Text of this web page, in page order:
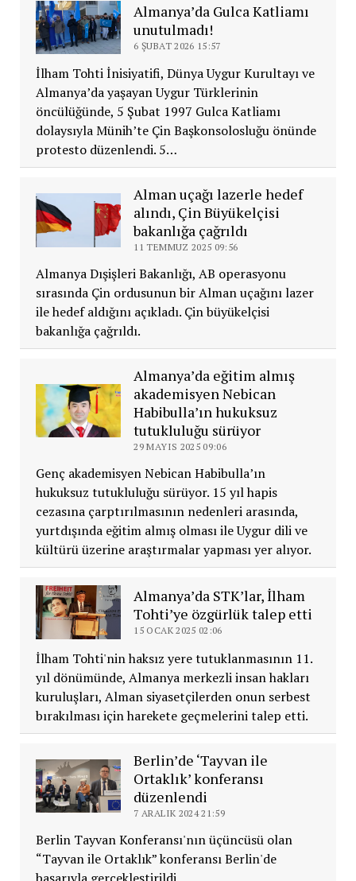
Almanya’da Gulca Katliamı
unutulmadı!
6 ŞUBAT 2026 15:57
İlham Tohti İnisiyatifi, Dünya Uygur Kurultayı ve
Almanya’da yaşayan Uygur Türklerinin
öncülüğünde, 5 Şubat 1997 Gulca Katliamı
dolaysıyla Münih’te Çin Başkonsolosluğu önünde
protesto düzenlendi. 5…
Alman uçağı lazerle hedef
alındı, Çin Büyükelçisi
bakanlığa çağrıldı
11 TEMMUZ 2025 09:56
Almanya Dışişleri Bakanlığı, AB operasyonu
sırasında Çin ordusunun bir Alman uçağını lazer
ile hedef aldığını açıkladı. Çin büyükelçisi
bakanlığa çağrıldı.
Almanya’da eğitim almış
akademisyen Nebican
Habibulla’ın hukuksuz
tutukluluğu sürüyor
29 MAYIS 2025 09:06
Genç akademisyen Nebican Habibulla’ın
hukuksuz tutukluluğu sürüyor. 15 yıl hapis
cezasına çarptırılmasının nedenleri arasında,
yurtdışında eğitim almış olması ile Uygur dili ve
kültürü üzerine araştırmalar yapması yer alıyor.
Almanya’da STK’lar, İlham
Tohti’ye özgürlük talep etti
15 OCAK 2025 02:06
İlham Tohti'nin haksız yere tutuklanmasının 11.
yıl dönümünde, Almanya merkezli insan hakları
kuruluşları, Alman siyasetçilerden onun serbest
bırakılması için harekete geçmelerini talep etti.
Berlin’de ‘Tayvan ile
Ortaklık’ konferansı
düzenlendi
7 ARALIK 2024 21:59
Berlin Tayvan Konferansı'nın üçüncüsü olan
“Tayvan ile Ortaklık” konferansı Berlin'de